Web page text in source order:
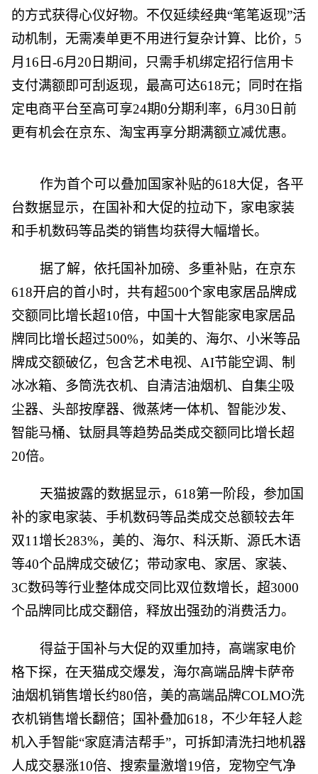
的方式获得心仪好物。不仅延续经典“笔笔返现”活
动机制，无需凑单更不用进行复杂计算、比价，5
月16日-6月20日期间，只需手机绑定招行信用卡
支付满额即可刮返现，最高可达618元；同时在指
定电商平台至高可享24期0分期利率，6月30日前
更有机会在京东、淘宝再享分期满额立减优惠。
作为首个可以叠加国家补贴的618大促，各平
台数据显示，在国补和大促的拉动下，家电家装
和手机数码等品类的销售均获得大幅增长。
据了解，依托国补加磅、多重补贴，在京东
618开启的首小时，共有超500个家电家居品牌成
交额同比增长超10倍，中国十大智能家电家居品
牌同比增长超过500%，如美的、海尔、小米等品
牌成交额破亿，包含艺术电视、AI节能空调、制
冰冰箱、多筒洗衣机、自清洁油烟机、自集尘吸
尘器、头部按摩器、微蒸烤一体机、智能沙发、
智能马桶、钛厨具等趋势品类成交额同比增长超
20倍。
天猫披露的数据显示，618第一阶段，参加国
补的家电家装、手机数码等品类成交总额较去年
双11增长283%，美的、海尔、科沃斯、源氏木语
等40个品牌成交破亿；带动家电、家居、家装、
3C数码等行业整体成交同比双位数增长，超3000
个品牌同比成交翻倍，释放出强劲的消费活力。
得益于国补与大促的双重加持，高端家电价
格下探，在天猫成交爆发，海尔高端品牌卡萨帝
油烟机销售增长约80倍，美的高端品牌COLMO洗
衣机销售增长翻倍；国补叠加618，不少年轻人趁
机入手智能“家庭清洁帮手”，可拆卸清洗扫地机器
人成交暴涨10倍、搜索量激增19倍，宠物空气净